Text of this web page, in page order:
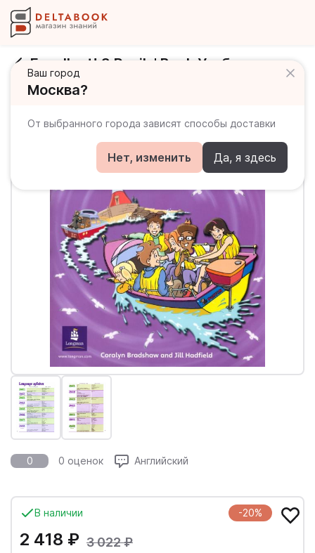
Ваш город
Москва?
От выбранного города зависят способы доставки
Нет, изменить Да, я здесь
Excellent! 3 Pupils' Book Учебник
0 0 оценок Английский
В наличии -20%
2 418 ₽ 3 022 ₽